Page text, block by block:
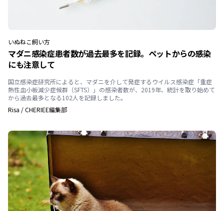
いぬねこ飼い方
マダニ感染症患者数が過去最多を記録。ペットからの感染
にも注意して
国立感染症研究所によると、マダニを介して発症するウイルス感染症「重症
熱性血小板減少症候群（SFTS）」の感染者数が、2019年、統計を取り始めて
から過去最多となる102人を記録しました。
Risa /CHERIEE編集部